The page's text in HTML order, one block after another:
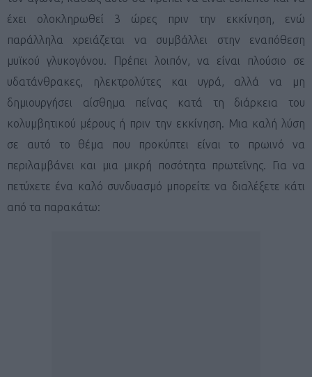
έχει ολοκληρωθεί 3 ώρες πριν την εκκίνηση, ενώ
παράλληλα χρειάζεται να συμβάλλει στην εναπόθεση
μυϊκού γλυκογόνου. Πρέπει λοιπόν, να είναι πλούσιο σε
υδατάνθρακες, ηλεκτρολύτες και υγρά, αλλά να μη
δημιουργήσει αίσθημα πείνας κατά τη διάρκεια του
κολυμβητικού μέρους ή πριν την εκκίνηση. Μια καλή λύση
σε αυτό το θέμα που προκύπτει είναι το πρωινό να
περιλαμβάνει και μια μικρή ποσότητα πρωτεΐνης. Για να
πετύχετε ένα καλό συνδυασμό μπορείτε να διαλέξετε κάτι
από τα παρακάτω: